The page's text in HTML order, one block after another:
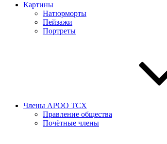
Картины
Натюрморты
Пейзажи
Портреты
Члены АРОО ТСХ
Правление общества
Почётные члены